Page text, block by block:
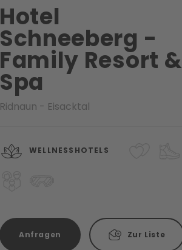
Hotel
Schneeberg -
Family Resort &
Spa
Ridnaun - Eisacktal
WELLNESSHOTELS
Anfragen Zur Liste